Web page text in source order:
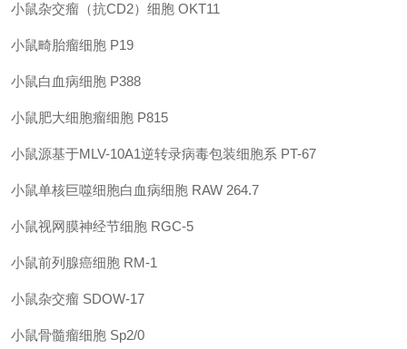
小鼠杂交瘤（抗CD2）细胞 OKT11
小鼠畸胎瘤细胞 P19
小鼠白血病细胞 P388
小鼠肥大细胞瘤细胞 P815
小鼠源基于MLV-10A1逆转录病毒包装细胞系 PT-67
小鼠单核巨噬细胞白血病细胞 RAW 264.7
小鼠视网膜神经节细胞 RGC-5
小鼠前列腺癌细胞 RM-1
小鼠杂交瘤 SDOW-17
小鼠骨髓瘤细胞 Sp2/0